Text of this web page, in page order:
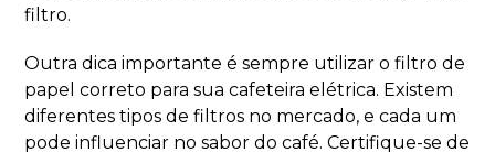
filtro.
Outra dica importante é sempre utilizar o filtro de
papel correto para sua cafeteira elétrica. Existem
diferentes tipos de filtros no mercado, e cada um
pode influenciar no sabor do café. Certifique-se de